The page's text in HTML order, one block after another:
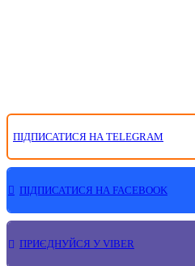
ПІДПИСАТИСЯ НА TELEGRAM
ПІДПИСАТИСЯ НА FACEBOOK
ПРИЄДНУЙСЯ У VIBER